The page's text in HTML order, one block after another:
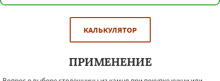
КАЛЬКУЛЯТОР
ПРИМЕНЕНИЕ